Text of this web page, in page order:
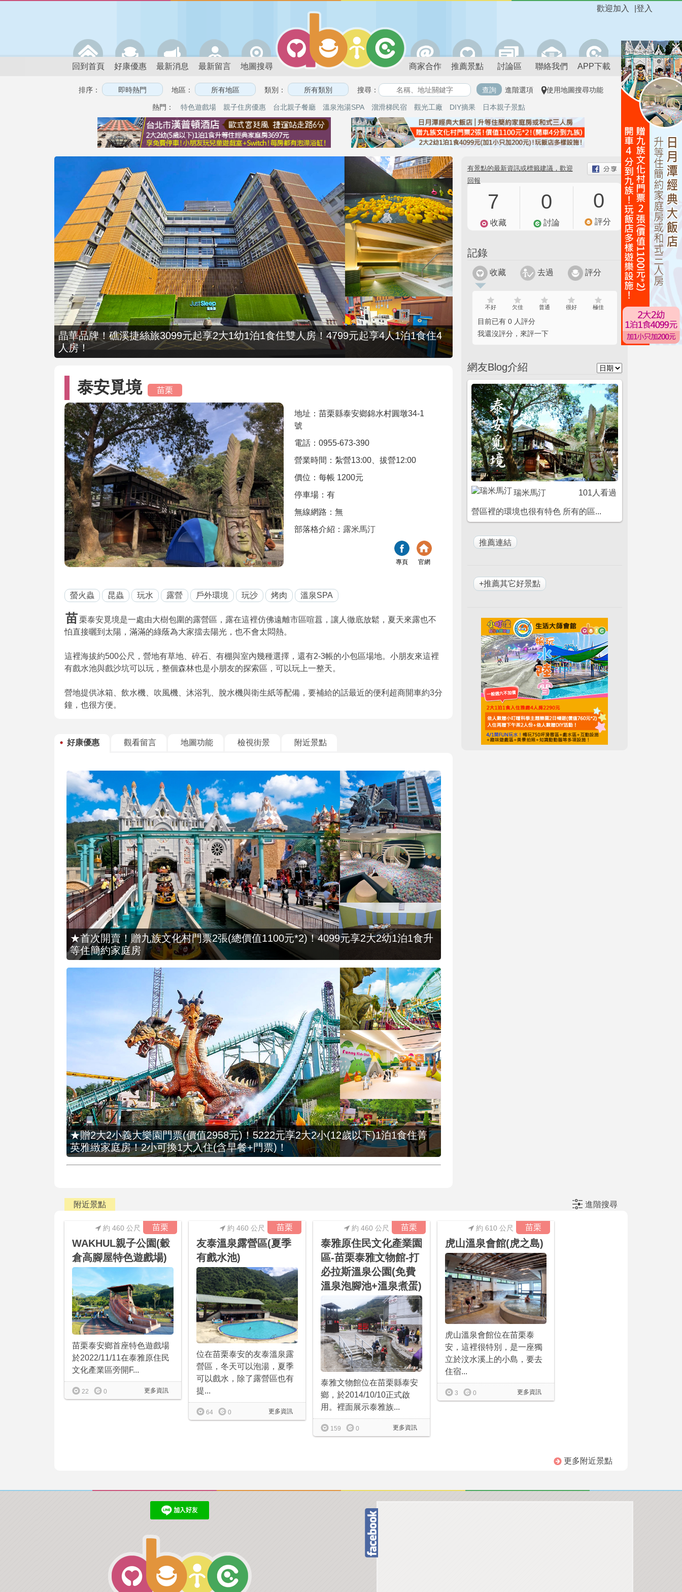
登入
歡迎加入
回到首頁 好康優惠 最新消息 最新留言 地圖搜尋 商家合作 推薦景點 討論區 聯絡我們 APP下載
排序： 地區： 類別： 搜尋： 進階選項 使用地圖搜尋功能
熱門： 特色遊戲場 親子住房優惠 台北親子餐廳 溫泉泡湯SPA 溜滑梯民宿 觀光工廠 DIY摘果 日本親子景點
晶華品牌！礁溪捷絲旅3099元起享2大1幼1泊1食住雙人房！4799元起享4人1泊1食住4
人房！
泰安覓境 苗栗
地址：苗栗縣泰安鄉錦水村圓墩34-1
號
電話：0955-673-390
營業時間：紮營13:00、拔營12:00
價位：每帳 1200元
停車場：有
無線網路：無
部落格介紹： 露米馬汀
專頁 官網
螢火蟲 昆蟲 玩水 露營 戶外環境 玩沙 烤肉 溫泉SPA
苗栗泰安覓境是一處由大樹包圍的露營區，露在這裡仿佛遠離市區喧囂，讓人徹底放鬆，夏天來露也不
怕直接曬到太陽，滿滿的綠蔭為大家擋去陽光，也不會太悶熱。
這裡海拔約500公尺，營地有草地、碎石、有棚與室內幾種選擇，還有2-3帳的小包區場地。小朋友來這裡
有戲水池與戲沙坑可以玩，整個森林也是小朋友的探索區，可以玩上一整天。
營地提供冰箱、飲水機、吹風機、沐浴乳、脫水機與衛生紙等配備，要補給的話最近的便利超商開車約3分
鐘，也很方便。
好康優惠 觀看留言 地圖功能 檢視街景 附近景點
★首次開賣！贈九族文化村門票2張(總價值1100元*2)！4099元享2大2幼1泊1食升
等住簡約家庭房
★贈2大2小義大樂園門票(價值2958元)！5222元享2大2小(12歲以下)1泊1食住菁
英雅緻家庭房！2小可換1大入住(含早餐+門票)！
有景點的最新資訊或標籤建議，歡迎
回報
7
收藏
0
討論
0
評分
記錄
收藏 去過 評分
不好 欠佳 普通 很好 極佳
目前已有 0 人評分
我還沒評分，來評一下
網友Blog介紹
瑞米馬汀 101人看過
營區裡的環境也很有特色 所有的區...
+推薦其它好景點
附近景點 進階搜尋
苗栗
約 460 公尺
WAKHUL親子公園(穀
倉高腳屋特色遊戲場)
苗栗泰安鄉首座特色遊戲場
於2022/11/11在泰雅原住民
文化產業區旁開F...
更多資訊
22 0
苗栗
約 460 公尺
友泰溫泉露營區(夏季
有戲水池)
位在苗栗泰安的友泰溫泉露
營區，冬天可以泡湯，夏季
可以戲水，除了露營區也有
提...
更多資訊
64 0
苗栗
約 460 公尺
泰雅原住民文化產業園
區-苗栗泰雅文物館-打
必拉斯溫泉公園(免費
溫泉泡腳池+溫泉煮蛋)
泰雅文物館位在苗栗縣泰安
鄉，於2014/10/10正式啟
用。裡面展示泰雅族...
更多資訊
159 0
苗栗
約 610 公尺
虎山溫泉會館(虎之島)
虎山溫泉會館位在苗栗泰
安，這裡很特別，是一座獨
立於汶水溪上的小島，要去
住宿...
更多資訊
3 0
更多附近景點